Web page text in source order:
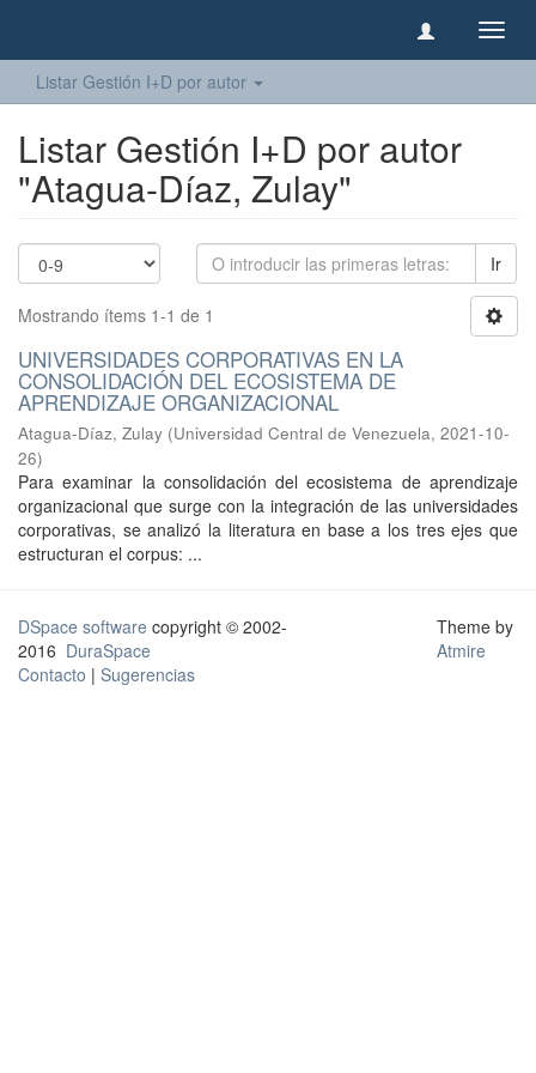
Listar Gestión I+D por autor
Listar Gestión I+D por autor
"Atagua-Díaz, Zulay"
Ir
Mostrando ítems 1-1 de 1
UNIVERSIDADES CORPORATIVAS EN LA
CONSOLIDACIÓN DEL ECOSISTEMA DE
APRENDIZAJE ORGANIZACIONAL
Atagua-Díaz, Zulay (Universidad Central de Venezuela, 2021-10-
26)
Para examinar la consolidación del ecosistema de aprendizaje
organizacional que surge con la integración de las universidades
corporativas, se analizó la literatura en base a los tres ejes que
estructuran el corpus: ...
DSpace software copyright © 2002-
2016 DuraSpace
Contacto | Sugerencias
Theme by
Atmire